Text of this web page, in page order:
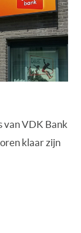
van VDK Bank
klaar zijn